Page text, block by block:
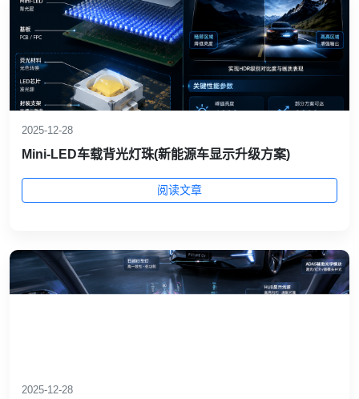
2025-12-28
Mini‑LED车载背光灯珠(新能源车显示升级方案)
阅读文章
2025-12-28